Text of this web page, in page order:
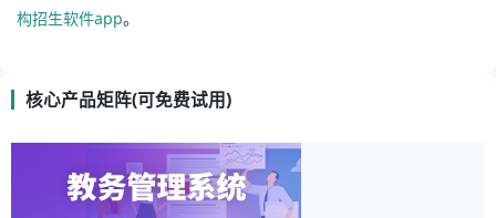
构招生软件app。
核心产品矩阵(可免费试用)